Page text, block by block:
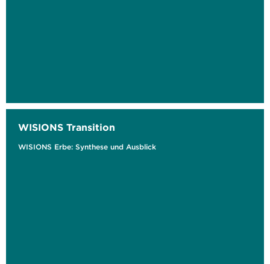
WISIONS Transition
WISIONS Erbe: Synthese und Ausblick